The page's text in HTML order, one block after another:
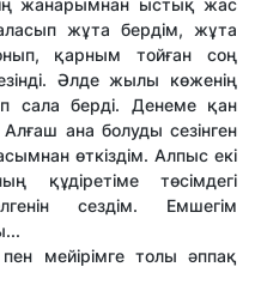
жанарымнан ыстық жас
жұта бердім, жұта
қарным тойған соң
Әлде жылы көженің
сала берді. Денеме қан
ана болуды сезінген
өткіздім. Алпыс екі
құдіретіме төсімдегі
сездім. Емшегім
мейірімге толы әппақ